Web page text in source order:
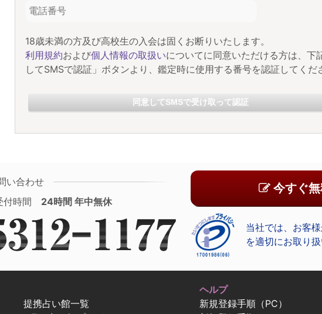
18歳未満の方及び高校生の入会は固くお断りいたします。
利用規約および個人情報の取扱いについてに同意いただける方は、下
してSMSで認証」ボタンより、鑑定時に使用する番号を認証してくだ
同意してSMSで受け取って認証
い合わせ
付時間 24時間 年中無休
今すぐ無
当社では、お客
を適切にお取り
提携占い館一覧
ヘルプ
新規登録手順（PC）